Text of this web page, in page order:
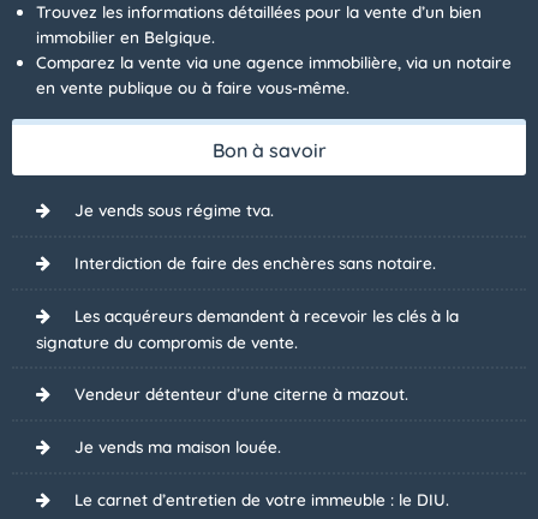
Trouvez les informations détaillées pour la vente d’un bien
immobilier en Belgique.
Comparez la vente via une agence immobilière, via un notaire
en vente publique ou à faire vous-même.
Bon à savoir
Je vends sous régime tva.
Interdiction de faire des enchères sans notaire.
Les acquéreurs demandent à recevoir les clés à la
signature du compromis de vente.
Vendeur détenteur d’une citerne à mazout.
Je vends ma maison louée.
Le carnet d’entretien de votre immeuble : le DIU.